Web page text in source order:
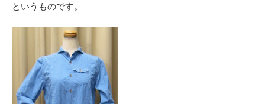
というものです。